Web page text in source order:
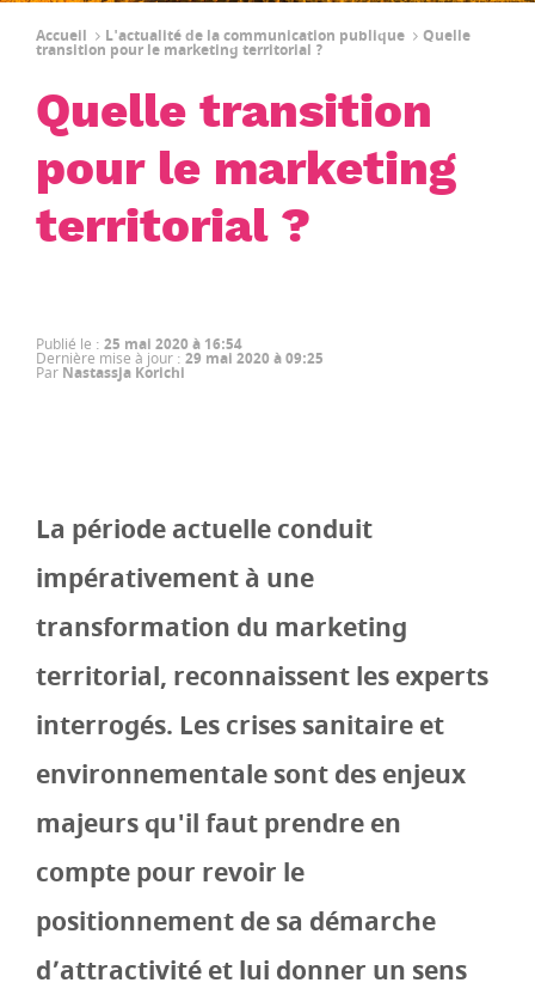
Accueil L'actualité de la communication publique Quelle
transition pour le marketing territorial ?
Quelle transition
pour le marketing
territorial ?
Publié le : 25 mai 2020 à 16:54
Dernière mise à jour : 29 mai 2020 à 09:25
Par Nastassja Korichi
La période actuelle conduit
impérativement à une
transformation du marketing
territorial, reconnaissent les experts
interrogés. Les crises sanitaire et
environnementale sont des enjeux
majeurs qu'il faut prendre en
compte pour revoir le
positionnement de sa démarche
d’attractivité et lui donner un sens